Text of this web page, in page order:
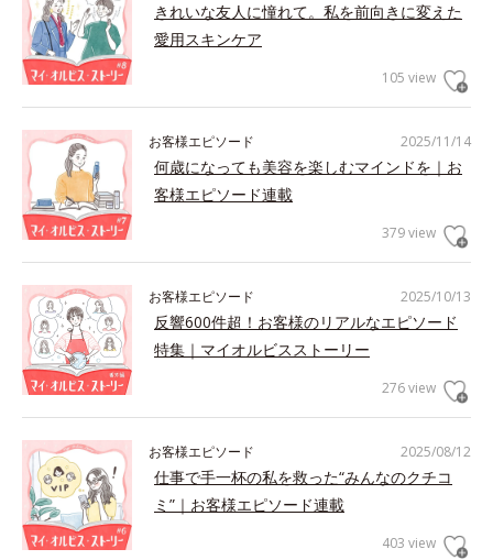
きれいな友人に憧れて。私を前向きに変えた
愛用スキンケア
105 view
2025/11/14
お客様エピソード
何歳になっても美容を楽しむマインドを｜お
客様エピソード連載
379 view
2025/10/13
お客様エピソード
反響600件超！お客様のリアルなエピソード
特集｜マイオルビスストーリー
276 view
2025/08/12
お客様エピソード
仕事で手一杯の私を救った“みんなのクチコ
ミ”｜お客様エピソード連載
403 view